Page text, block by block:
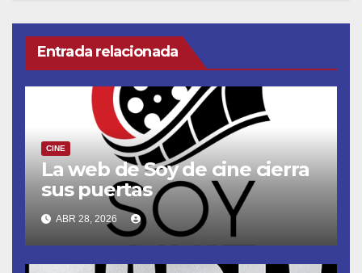
Entrada relacionada
CINE
La web de Soy de cine cierra
sus puertas
ABR 28, 2026